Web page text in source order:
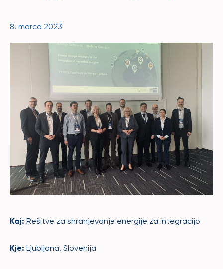
8. marca 2023
Kaj: Rešitve za shranjevanje energije za integracijo
Kje: Ljubljana, Slovenija